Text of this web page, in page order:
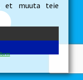
et muuta teie